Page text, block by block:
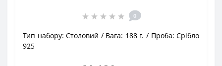
0
Тип набору: Столовий Вага: 188 г. Проба: Срібло
925